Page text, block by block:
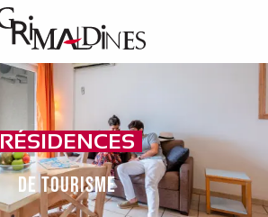
RÉSIDENCES
DE TOURISME